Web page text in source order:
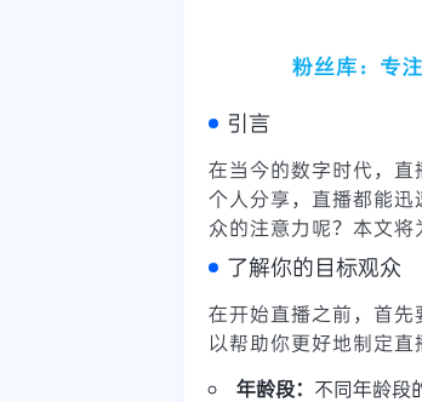
引言
在当今的数字时代，
个人分享，直播都能
众的注意力呢？本文将
了解你的目标观众
在开始直播之前，首
以帮助你更好地制定直
年龄段： 不同年龄段